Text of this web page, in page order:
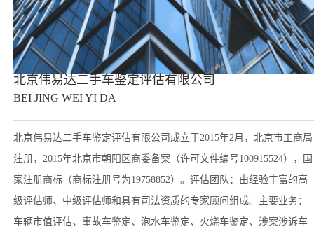
北京伟易达二手车鉴定评估有限公司
BEI JING WEI YI DA
北京伟易达二手车鉴定评估有限公司成立于2015年2月，北京市工商局
注册，2015年北京市朝阳区商委备案（许可文件编号100915524），国
家注册商标（商标注册号为19758852）。评估团队：由经验丰富的高
级评估师、中级评估师和具有司法资质的专家顾问组成。主要业务：
车辆市值评估、事故车鉴定、泡水车鉴定、火烧车鉴定、涉案涉诉车